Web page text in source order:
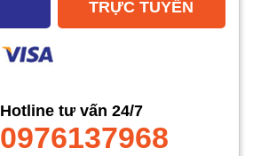
TRỰC TUYẾN
Hotline tư vấn 24/7
0976137968